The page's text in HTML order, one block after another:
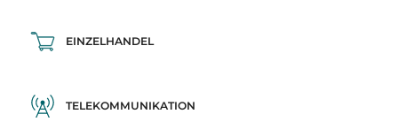
EINZELHANDEL
TELEKOMMUNIKATION